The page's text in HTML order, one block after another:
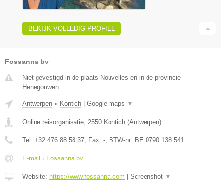
BEKIJK VOLLEDIG PROFIEL
Fossanna bv
Niet gevestigd in de plaats Nouvelles en in de provincie
Henegouwen.
Antwerpen » Kontich Google maps ▼
Online reisorganisatie, 2550 Kontich (Antwerpen)
Tel: +32 476 88 58 37, Fax: -, BTW-nr: BE 0790.138.541
E-mail › Fossanna bv
Website: https://www.fossanna.com Screenshot ▼